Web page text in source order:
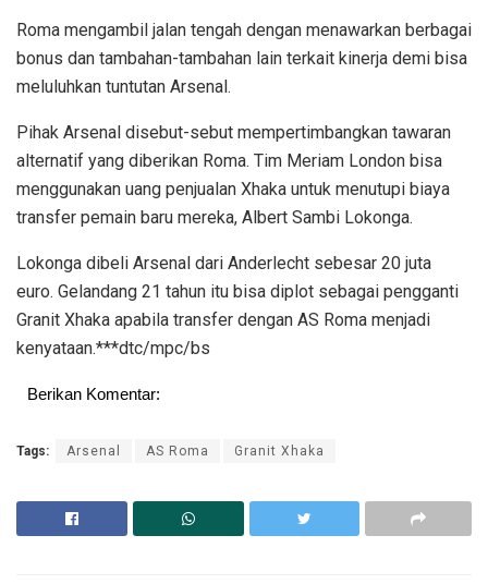
Roma mengambil jalan tengah dengan menawarkan berbagai
bonus dan tambahan-tambahan lain terkait kinerja demi bisa
meluluhkan tuntutan Arsenal.
Pihak Arsenal disebut-sebut mempertimbangkan tawaran
alternatif yang diberikan Roma. Tim Meriam London bisa
menggunakan uang penjualan Xhaka untuk menutupi biaya
transfer pemain baru mereka, Albert Sambi Lokonga.
Lokonga dibeli Arsenal dari Anderlecht sebesar 20 juta
euro. Gelandang 21 tahun itu bisa diplot sebagai pengganti
Granit Xhaka apabila transfer dengan AS Roma menjadi
kenyataan.***dtc/mpc/bs
Berikan Komentar:
Tags: Arsenal AS Roma Granit Xhaka